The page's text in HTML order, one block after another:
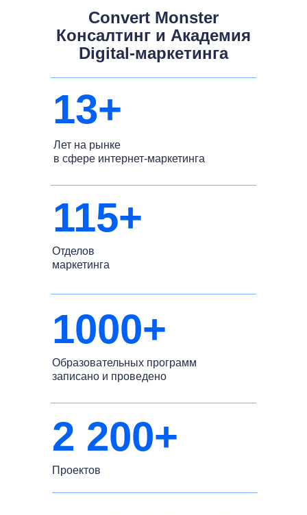
Convert Monster
Консалтинг и Академия
Digital-маркетинга
Лет на рынке
в сфере интернет-маркетинга
13+
Отделов
маркетинга
115+
Проектов
2 200+
1000+
Образовательных программ
записано и проведено